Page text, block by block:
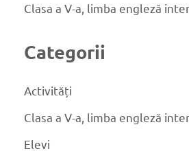
Clasa a V-a, limba engleză
Categorii
Activități
Clasa a V-a, limba engleză
Elevi